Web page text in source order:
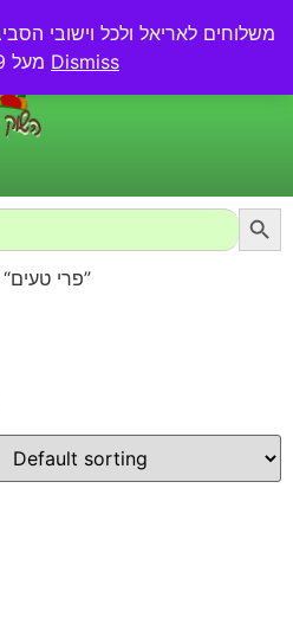
משלוחים לאריאל ולכל וישובי
Dismiss
0.00₪
/ Products tagged “פרי טעים”